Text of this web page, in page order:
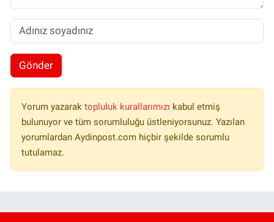
Gönder
Yorum yazarak topluluk kurallarımızı kabul etmiş
bulunuyor ve tüm sorumluluğu üstleniyorsunuz. Yazılan
yorumlardan Aydinpost.com hiçbir şekilde sorumlu
tutulamaz.